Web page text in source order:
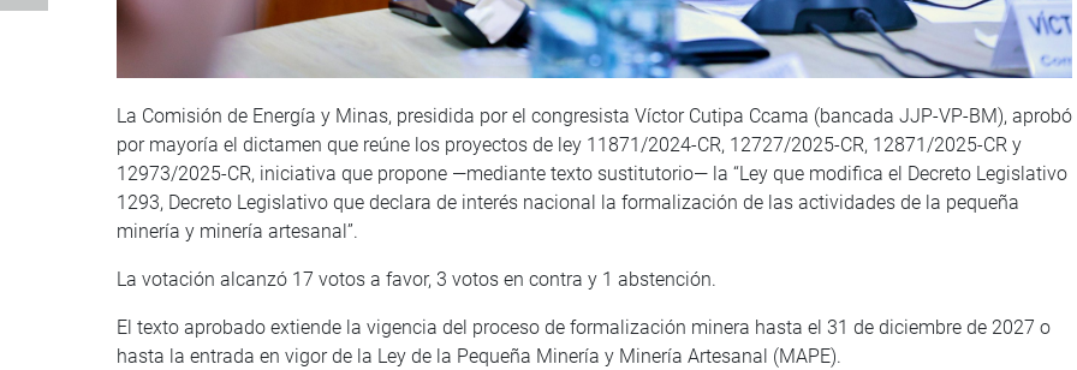
La Comisión de Energía y Minas, presidida por el congresista Víctor Cutipa Ccama (bancada JJP-VP-BM), aprobó
por mayoría el dictamen que reúne los proyectos de ley 11871/2024-CR, 12727/2025-CR, 12871/2025-CR y
12973/2025-CR, iniciativa que propone —mediante texto sustitutorio— la “Ley que modifica el Decreto Legislativo
1293, Decreto Legislativo que declara de interés nacional la formalización de las actividades de la pequeña
minería y minería artesanal”.
La votación alcanzó 17 votos a favor, 3 votos en contra y 1 abstención.
El texto aprobado extiende la vigencia del proceso de formalización minera hasta el 31 de diciembre de 2027 o
hasta la entrada en vigor de la Ley de la Pequeña Minería y Minería Artesanal (MAPE).